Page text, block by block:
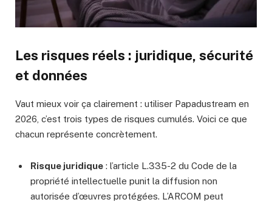
Les risques réels : juridique, sécurité
et données
Vaut mieux voir ça clairement : utiliser Papadustream en
2026, c’est trois types de risques cumulés. Voici ce que
chacun représente concrètement.
Risque juridique : l’article L.335-2 du Code de la
propriété intellectuelle punit la diffusion non
autorisée d’œuvres protégées. L’ARCOM peut